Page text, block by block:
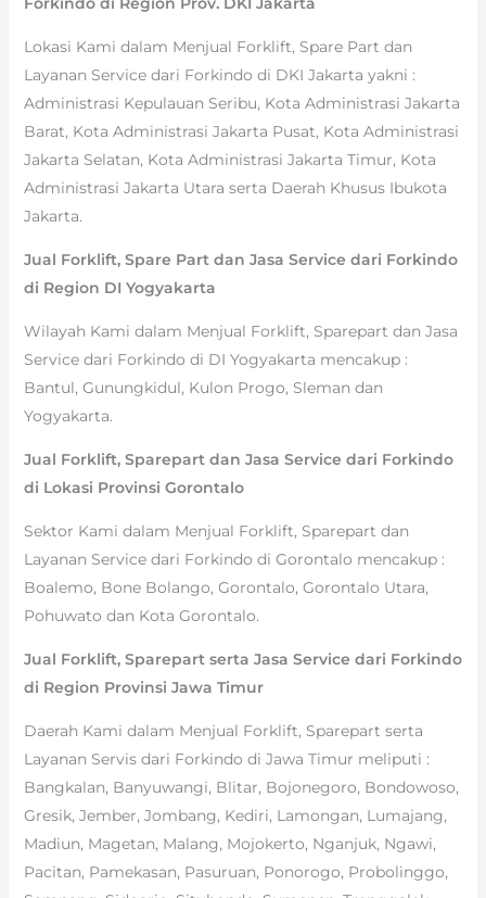
Lokasi Kami dalam Menjual Forklift, Spare Part dan
Layanan Service dari Forkindo di DKI Jakarta yakni :
Administrasi Kepulauan Seribu, Kota Administrasi Jakarta
Barat, Kota Administrasi Jakarta Pusat, Kota Administrasi
Jakarta Selatan, Kota Administrasi Jakarta Timur, Kota
Administrasi Jakarta Utara serta Daerah Khusus Ibukota
Jakarta.
Jual Forklift, Spare Part dan Jasa Service dari Forkindo
di Region DI Yogyakarta
Wilayah Kami dalam Menjual Forklift, Sparepart dan Jasa
Service dari Forkindo di DI Yogyakarta mencakup :
Bantul, Gunungkidul, Kulon Progo, Sleman dan
Yogyakarta.
Jual Forklift, Sparepart dan Jasa Service dari Forkindo
di Lokasi Provinsi Gorontalo
Sektor Kami dalam Menjual Forklift, Sparepart dan
Layanan Service dari Forkindo di Gorontalo mencakup :
Boalemo, Bone Bolango, Gorontalo, Gorontalo Utara,
Pohuwato dan Kota Gorontalo.
Jual Forklift, Sparepart serta Jasa Service dari Forkindo
di Region Provinsi Jawa Timur
Daerah Kami dalam Menjual Forklift, Sparepart serta
Layanan Servis dari Forkindo di Jawa Timur meliputi :
Bangkalan, Banyuwangi, Blitar, Bojonegoro, Bondowoso,
Gresik, Jember, Jombang, Kediri, Lamongan, Lumajang,
Madiun, Magetan, Malang, Mojokerto, Nganjuk, Ngawi,
Pacitan, Pamekasan, Pasuruan, Ponorogo, Probolinggo,